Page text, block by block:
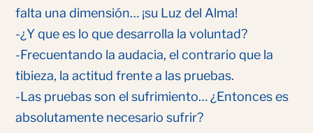
falta una dimensión… ¡su Luz del Alma!
-¿Y que es lo que desarrolla la voluntad?
-Frecuentando la audacia, el contrario que la
tibieza, la actitud frente a las pruebas.
-Las pruebas son el sufrimiento… ¿Entonces es
absolutamente necesario sufrir?